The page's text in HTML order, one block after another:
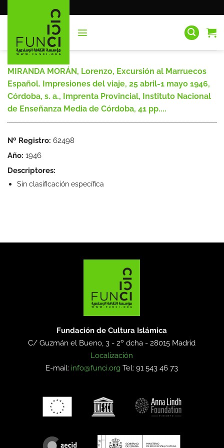
al
MIRANDA MORÁN, Lorenzo, Excursión al Marruecos
Español. Impresiones del viaje, 25 abril-1 mayo 1946,
Córdoba, s. a., Imprenta Provincial, Instituto Nacional
de Enseñanza Media de Córdoba, 41 pp....
Nº Registro: 62498
Año: 1946
Descriptores:
Sin clasificación específica
Fundación de Cultura Islámica
C/ Guzmán el Bueno, 3 - 2º dcha -28015 Madrid
Localización
E-mail: info@funci.org Tel: 91 543 46 73